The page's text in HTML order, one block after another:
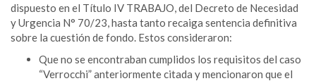
dispuesto en el Título IV TRABAJO, del Decreto de Necesidad
y Urgencia N° 70/23, hasta tanto recaiga sentencia definitiva
sobre la cuestión de fondo. Estos consideraron:
Que no se encontraban cumplidos los requisitos del caso
“Verrocchi” anteriormente citada y mencionaron que el